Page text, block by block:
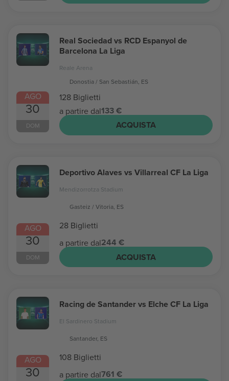
AGO
30
DOM
Real Sociedad vs RCD Espanyol de
Barcelona La Liga
Reale Arena
Donostia / San Sebastián, ES
128 Biglietti
a partire dal133 €
ACQUISTA
AGO
30
DOM
Deportivo Alaves vs Villarreal CF La Liga
Mendizorrotza Stadium
Gasteiz / Vitoria, ES
28 Biglietti
a partire dal244 €
ACQUISTA
AGO
30
Racing de Santander vs Elche CF La Liga
El Sardinero Stadium
Santander, ES
108 Biglietti
a partire dal761 €